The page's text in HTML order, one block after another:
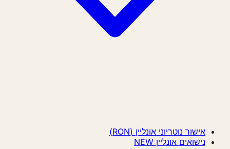
אישור נוטריוני אונליין (RON)
נישואים אונליין NEW